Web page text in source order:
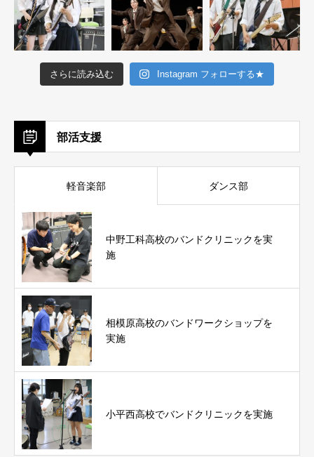
さらに読み込む Instagram フォローする★
部活支援
軽音楽部 ダンス部
中野工科高校のバンドクリニックを実
施
相模原高校のバンドワークショップを
実施
小平西高校でバンドクリニックを実施